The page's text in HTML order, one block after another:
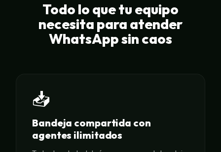
Todo lo que tu equipo
necesita para atender
WhatsApp sin caos
📥
Bandeja compartida con
agentes ilimitados